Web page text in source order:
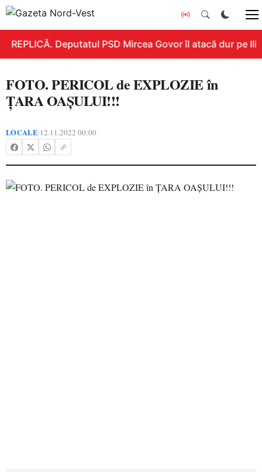
REPLICĂ. Deputatul PSD Mircea Govor îl atacă dur pe
FOTO. PERICOL de EXPLOZIE în
ȚARA OAȘULUI!!!
LOCALE•12.11.2022 00:00